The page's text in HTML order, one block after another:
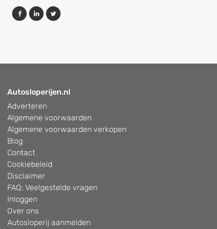
Autosloperijen.nl
Adverteren
Algemene voorwaarden
Algemene voorwaarden verkopen
Blog
Contact
Cookiebeleid
Disclaimer
FAQ: Veelgestelde vragen
Inloggen
Over ons
Autosloperij aanmelden